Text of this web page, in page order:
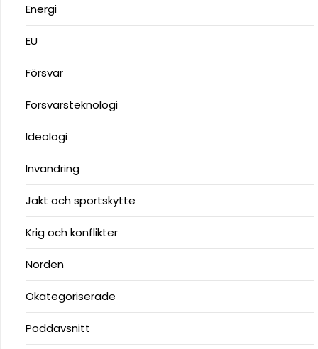
Energi
EU
Försvar
Försvarsteknologi
Ideologi
Invandring
Jakt och sportskytte
Krig och konflikter
Norden
Okategoriserade
Poddavsnitt